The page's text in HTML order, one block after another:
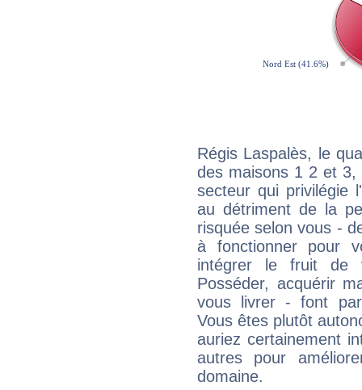
Régis Laspalès, le
des maisons 1 2 et
secteur qui privilégie
au détriment de la
risquée selon vous -
à fonctionner pour
intégrer le fruit de
Posséder, acquérir
vous livrer - font
Vous êtes plutôt
auriez certainement
autres pour
domaine.